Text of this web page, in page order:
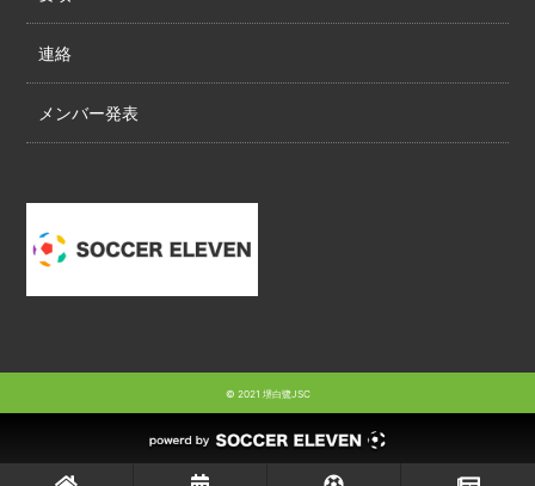
連絡
メンバー発表
© 2021 堺白鷺JSC